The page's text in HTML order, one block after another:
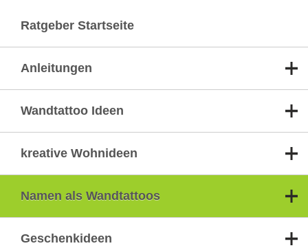
Ratgeber Startseite
Anleitungen
Wandtattoo Ideen
kreative Wohnideen
Namen als Wandtattoos
Geschenkideen